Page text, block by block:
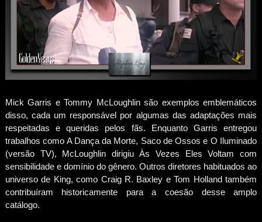
Mick Garris e Tommy McLoughlin são exemplos emblemáticos
disso, cada um responsável por algumas das adaptações mais
respeitadas e queridas pelos fãs. Enquanto Garris entregou
trabalhos como A Dança da Morte, Saco de Ossos e O Iluminado
(versão TV), McLoughlin dirigiu Às Vezes Eles Voltam com
sensibilidade e domínio do gênero. Outros diretores habituados ao
universo de King, como Craig R. Baxley e Tom Holland também
contribuíram historicamente para a coesão desse amplo
catálogo.